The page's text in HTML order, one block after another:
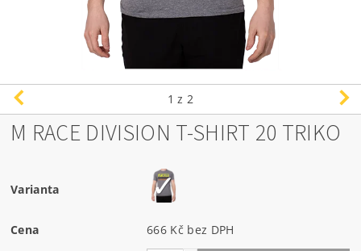
1 z 2
M RACE DIVISION T-SHIRT 20 TRIKO
Varianta
Cena 666 Kč bez DPH